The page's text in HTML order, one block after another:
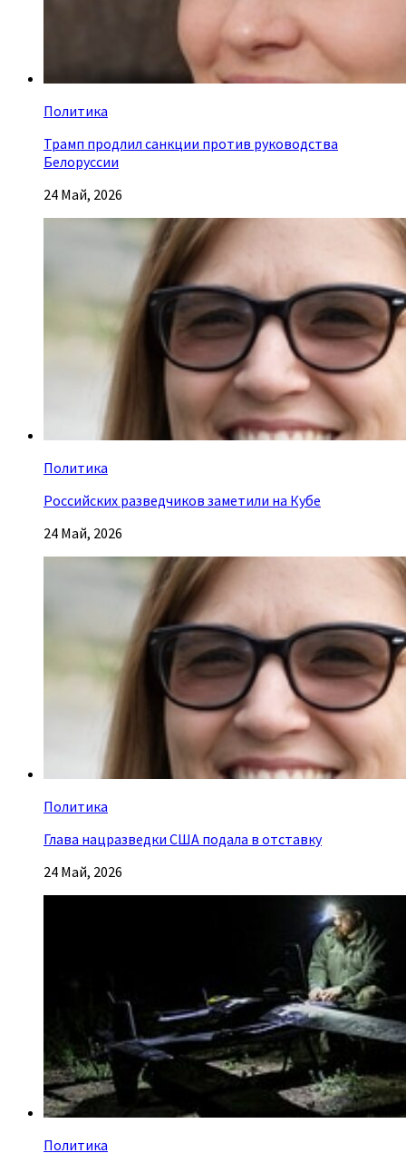
Политика
Трамп продлил санкции против руководства
Белоруссии
24 Май, 2026
Политика
Российских разведчиков заметили на Кубе
24 Май, 2026
Политика
Глава нацразведки США подала в отставку
24 Май, 2026
Политика